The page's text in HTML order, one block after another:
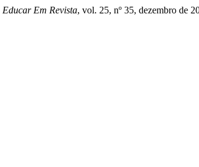
Educar Em Revista, vol. 25, nº 35, dezembro de